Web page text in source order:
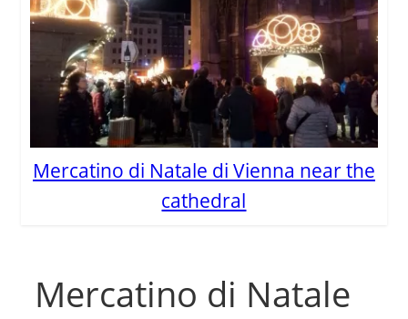
Mercatino di Natale di Vienna near the
cathedral
Mercatino di Natale